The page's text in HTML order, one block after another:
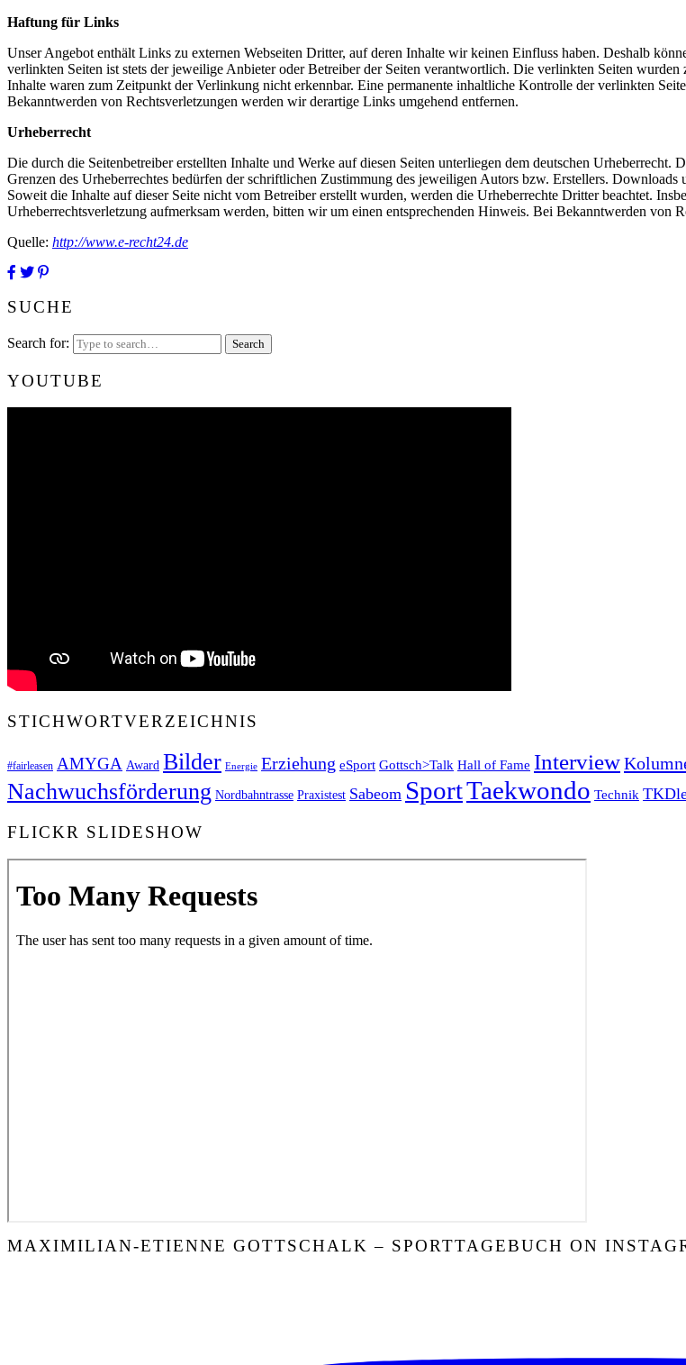
Haftung für Links
Unser Angebot enthält Links zu externen Webseiten Dritter, auf deren Inhalte wir keinen Einfluss haben. Deshalb
verlinkten Seiten ist stets der jeweilige Anbieter oder Betreiber der Seiten verantwortlich. Die verlinkten Seiten
Inhalte waren zum Zeitpunkt der Verlinkung nicht erkennbar. Eine permanente inhaltliche Kontrolle der verlinkten
Bekanntwerden von Rechtsverletzungen werden wir derartige Links umgehend entfernen.
Urheberrecht
Die durch die Seitenbetreiber erstellten Inhalte und Werke auf diesen Seiten unterliegen dem deutschen
Grenzen des Urheberrechtes bedürfen der schriftlichen Zustimmung des jeweiligen Autors bzw. Erstellers.
Soweit die Inhalte auf dieser Seite nicht vom Betreiber erstellt wurden, werden die Urheberrechte Dritter beachtet.
Urheberrechtsverletzung aufmerksam werden, bitten wir um einen entsprechenden Hinweis. Bei Bekanntwerden von
Quelle: http://www.e-recht24.de
SUCHE
Search for:
YOUTUBE
STICHWORTVERZEICHNIS
#fairleasen AMYGA Award Bilder Energie Erziehung eSport Gottsch>Talk Hall of Fame Interview
Nachwuchsförderung Nordbahntrasse Praxistest Sabeom SportTaekwondo Technik
FLICKR SLIDESHOW
MAXIMILIAN-ETIENNE GOTTSCHALK – SPORTTAGEBUCH ON